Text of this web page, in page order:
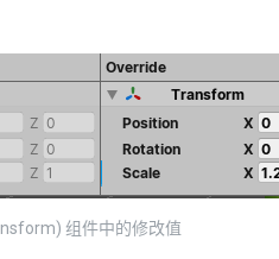
组件中的修改值